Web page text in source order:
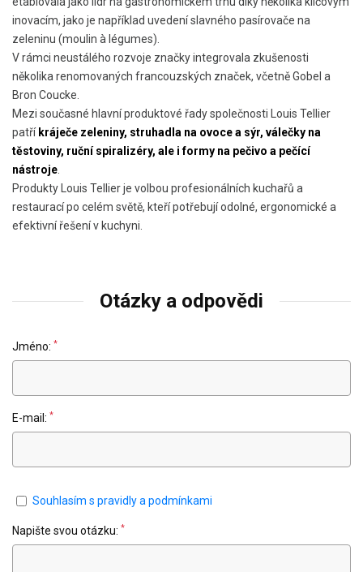
inovacím, jako je například uvedení slavného pasírovače na
zeleninu (moulin à légumes).
V rámci neustálého rozvoje značky integrovala zkušenosti
několika renomovaných francouzských značek, včetně Gobel a
Bron Coucke.
Mezi současné hlavní produktové řady společnosti Louis Tellier
patří kráječe zeleniny, struhadla na ovoce a sýr, válečky na
těstoviny, ruční spiralizéry, ale i formy na pečivo a pečící
nástroje.
Produkty Louis Tellier je volbou profesionálních kuchařů a
restaurací po celém světě, kteří potřebují odolné, ergonomické a
efektivní řešení v kuchyni.
Otázky a odpovědi
Jméno: *
E-mail: *
Souhlasím s pravidly a podmínkami
Napište svou otázku: *